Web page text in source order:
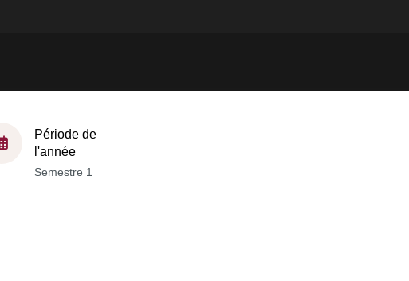
Période de
l'année
Semestre 1